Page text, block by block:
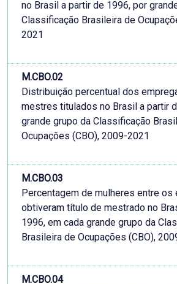
no Brasil a partir de 1996, por
Classificação Brasileira de
2021
M.CBO.02
Distribuição percentual dos
mestres titulados no Brasil a partir
grande grupo da Classificação
Ocupações (CBO), 2009-2021
M.CBO.03
Percentagem de mulheres entre os
obtiveram título de mestrado no
1996, em cada grande grupo da
Brasileira de Ocupações (CBO),
M.CBO.04